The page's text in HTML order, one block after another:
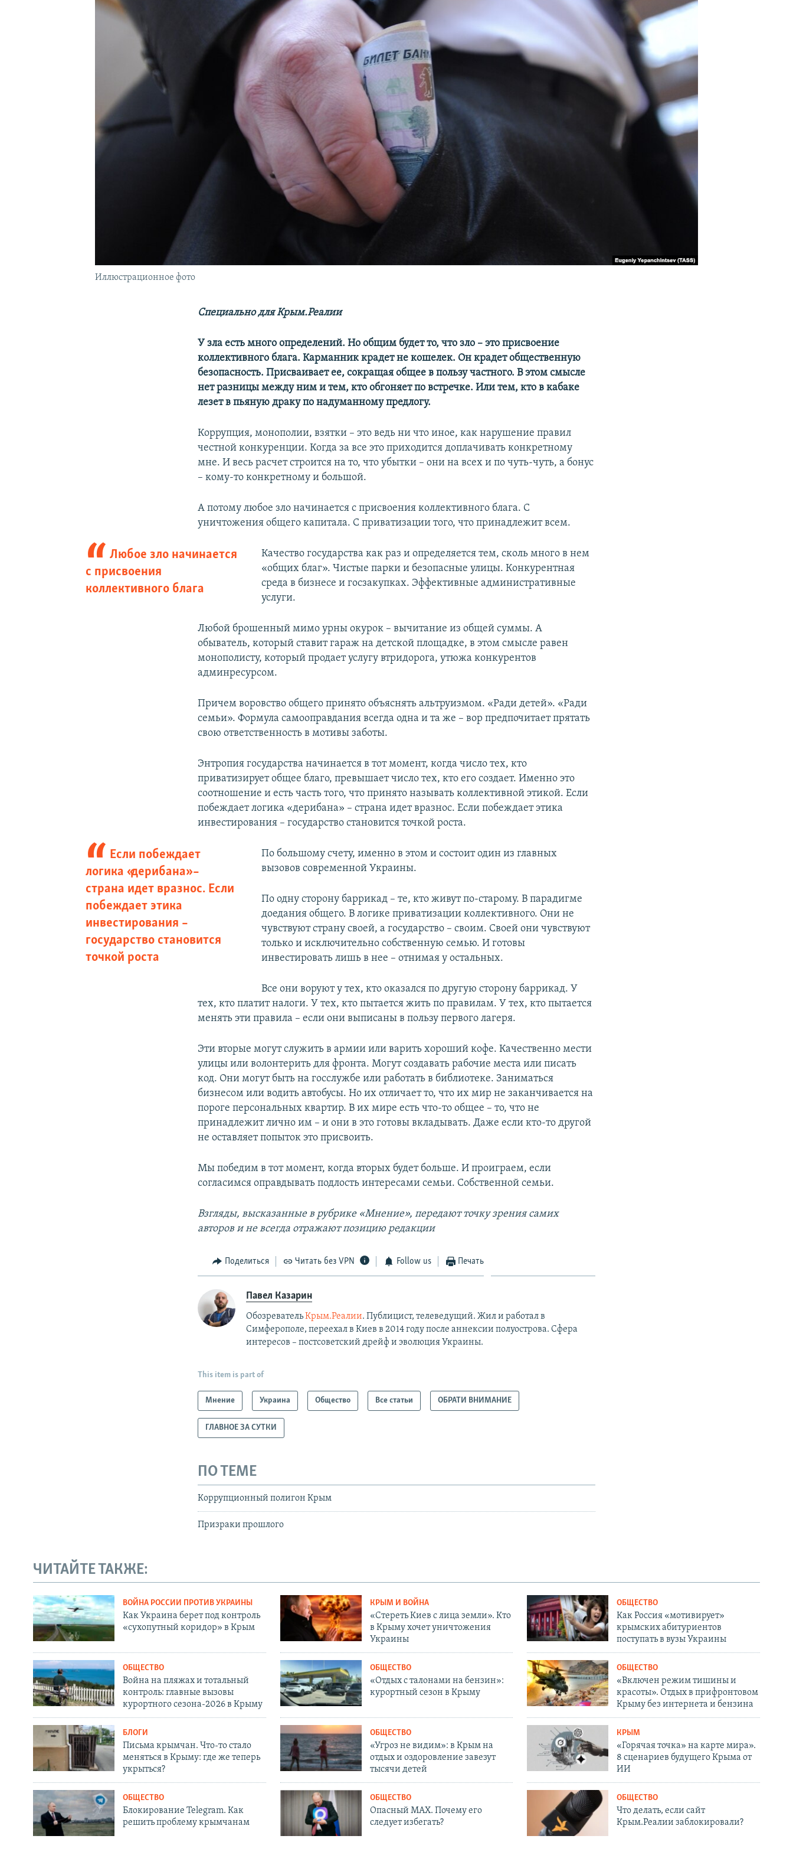
Иллюстрационное фото
Специально для Крым.Реалии
У зла есть много определений. Но общим будет то, что зло – это присвоение
коллективного блага. Карманник крадет не кошелек. Он крадет общественную
безопасность. Присваивает ее, сокращая общее в пользу частного. В этом смысле
нет разницы между ним и тем, кто обгоняет по встречке. Или тем, кто в кабаке
лезет в пьяную драку по надуманному предлогу.
Коррупция, монополии, взятки – это ведь ни что иное, как нарушение правил
честной конкуренции. Когда за все это приходится доплачивать конкретному
мне. И весь расчет строится на то, что убытки – они на всех и по чуть-чуть, а бонус
– кому-то конкретному и большой.
А потому любое зло начинается с присвоения коллективного блага. С
уничтожения общего капитала. С приватизации того, что принадлежит всем.
Любое зло начинается
с присвоения
коллективного блага
​Качество государства как раз и определяется тем, сколь много в нем
«общих благ». Чистые парки и безопасные улицы. Конкурентная
среда в бизнесе и госзакупках. Эффективные административные
услуги.
Любой брошенный мимо урны окурок – вычитание из общей суммы. А
обыватель, который ставит гараж на детской площадке, в этом смысле равен
монополисту, который продает услугу втридорога, утюжа конкурентов
админресурсом.
Причем воровство общего принято объяснять альтруизмом. «Ради детей». «Ради
семьи». Формула самооправдания всегда одна и та же – вор предпочитает прятать
свою ответственность в мотивы заботы.
Энтропия государства начинается в тот момент, когда число тех, кто
приватизирует общее благо, превышает число тех, кто его создает. Именно это
соотношение и есть часть того, что принято называть коллективной этикой. Если
побеждает логика «дерибана» – страна идет вразнос. Если побеждает этика
инвестирования – государство становится точкой роста.
Если побеждает
логика «дерибана» –
страна идет вразнос. Если
побеждает этика
инвестирования –
государство становится
точкой роста
​По большому счету, именно в этом и состоит один из главных
вызовов современной Украины.
По одну сторону баррикад – те, кто живут по-старому. В парадигме
доедания общего. В логике приватизации коллективного. Они не
чувствуют страну своей, а государство – своим. Своей они чувствуют
только и исключительно собственную семью. И готовы
инвестировать лишь в нее – отнимая у остальных.
Все они воруют у тех, кто оказался по другую сторону баррикад. У
тех, кто платит налоги. У тех, кто пытается жить по правилам. У тех, кто пытается
менять эти правила – если они выписаны в пользу первого лагеря.
Эти вторые могут служить в армии или варить хороший кофе. Качественно мести
улицы или волонтерить для фронта. Могут создавать рабочие места или писать
код. Они могут быть на госслужбе или работать в библиотеке. Заниматься
бизнесом или водить автобусы. Но их отличает то, что их мир не заканчивается на
пороге персональных квартир. В их мире есть что-то общее – то, что не
принадлежит лично им – и они в это готовы вкладывать. Даже если кто-то другой
не оставляет попыток это присвоить.
Мы победим в тот момент, когда вторых будет больше. И проиграем, если
согласимся оправдывать подлость интересами семьи. Собственной семьи.
Взгляды, высказанные в рубрике «Мнение», передают точку зрения самих
авторов и не всегда отражают позицию редакции
Поделиться Читать без VPN Follow us Печать
Павел Казарин
ОбозревательКрым.Реалии. Публицист, телеведущий. Жил и работал в
Симферополе, переехал в Киев в 2014 году после аннексии полуострова. Сфера
интересов – постсоветский дрейф и эволюция Украины.
This item is part of
Мнение Украина Общество Все статьи ОБРАТИ ВНИМАНИЕ
ГЛАВНОЕ ЗА СУТКИ
ПО ТЕМЕ
Коррупционный полигон Крым
Призраки прошлого
ЧИТАЙТЕ ТАКЖЕ:
ВОЙНА РОССИИ ПРОТИВ УКРАИНЫ
Как Украина берет под контроль
«сухопутный коридор» в Крым
КРЫМ И ВОЙНА
«Стереть Киев с лица земли». Кто
в Крыму хочет уничтожения
Украины
ОБЩЕСТВО
Как Россия «мотивирует»
крымских абитуриентов
поступать в вузы Украины
ОБЩЕСТВО
Война на пляжах и тотальный
контроль: главные вызовы
курортного сезона-2026 в Крыму
ОБЩЕСТВО
«Отдых с талонами на бензин»:
курортный сезон в Крыму
ОБЩЕСТВО
«Включен режим тишины и
красоты». Отдых в прифронтовом
Крыму без интернета и бензина
БЛОГИ
Письма крымчан. Что-то стало
меняться в Крыму: где же теперь
укрыться?
ОБЩЕСТВО
«Угроз не видим»: в Крым на
отдых и оздоровление завезут
тысячи детей
КРЫМ
«Горячая точка» на карте мира».
8 сценариев будущего Крыма от
ИИ
ОБЩЕСТВО
Блокирование Telegram. Как
решить проблему крымчанам
ОБЩЕСТВО
Опасный MAX. Почему его
следует избегать?
ОБЩЕСТВО
Что делать, если сайт
Крым.Реалии заблокировали?